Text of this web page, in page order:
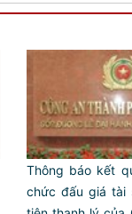
Thông báo kết
chức đấu giá tài